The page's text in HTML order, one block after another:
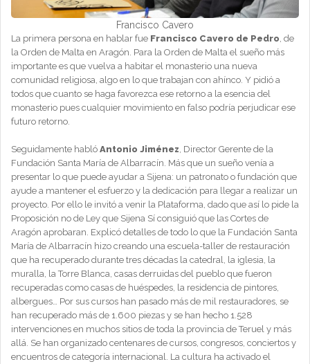
Francisco Cavero
La primera persona en hablar fue Francisco Cavero de Pedro , de
la Orden de Malta en Aragón. Para la Orden de Malta el sueño más
importante es que vuelva a habitar el monasterio una nueva
comunidad religiosa, algo en lo que trabajan con ahínco. Y pidió a
todos que cuanto se haga favorezca ese retorno a la esencia del
monasterio pues cualquier movimiento en falso podría perjudicar ese
futuro retorno.
Seguidamente habló Antonio Jiménez , Director Gerente de la
Fundación Santa María de Albarracín. Más que un sueño venía a
presentar lo que puede ayudar a Sijena: un patronato o fundación que
ayude a mantener el esfuerzo y la dedicación para llegar a realizar un
proyecto. Por ello le invitó a venir la Plataforma, dado que así lo pide la
Proposición no de Ley que Sijena Sí consiguió que las Cortes de
Aragón aprobaran. Explicó detalles de todo lo que la Fundación Santa
María de Albarracín hizo creando una escuela-taller de restauración
que ha recuperado durante tres décadas la catedral, la iglesia, la
muralla, la Torre Blanca, casas derruidas del pueblo que fueron
recuperadas como casas de huéspedes, la residencia de pintores,
albergues… Por sus cursos han pasado más de mil restauradores, se
han recuperado más de 1.600 piezas y se han hecho 1.528
intervenciones en muchos sitios de toda la provincia de Teruel y más
allá. Se han organizado centenares de cursos, congresos, conciertos y
encuentros de categoría internacional. La cultura ha activado el